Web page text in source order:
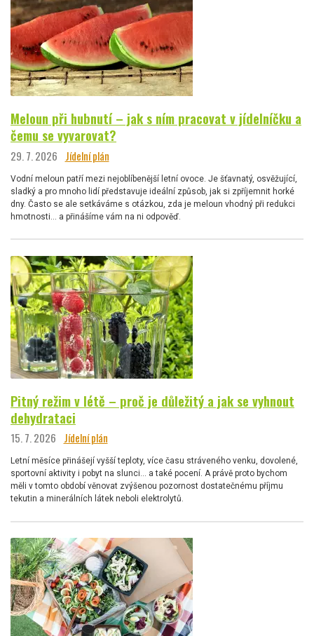
Meloun při hubnutí – jak s ním pracovat v jídelníčku a
čemu se vyvarovat?
29. 7. 2026 Jídelní plán
Vodní meloun patří mezi nejoblíbenější letní ovoce. Je šťavnatý, osvěžující,
sladký a pro mnoho lidí představuje ideální způsob, jak si zpříjemnit horké
dny. Často se ale setkáváme s otázkou, zda je meloun vhodný při redukci
hmotnosti… a přinášíme vám na ni odpověď.
Pitný režim v létě – proč je důležitý a jak se vyhnout
dehydrataci
15. 7. 2026 Jídelní plán
Letní měsíce přinášejí vyšší teploty, více času stráveného venku, dovolené,
sportovní aktivity i pobyt na slunci… a také pocení. A právě proto bychom
měli v tomto období věnovat zvýšenou pozornost dostatečnému příjmu
tekutin a minerálních látek neboli elektrolytů.